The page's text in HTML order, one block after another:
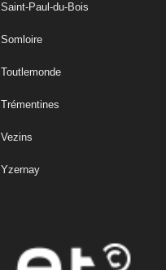
Saint-Paul-du-Bois
Somloire
Toutlemonde
Trémentines
Vezins
Yzernay